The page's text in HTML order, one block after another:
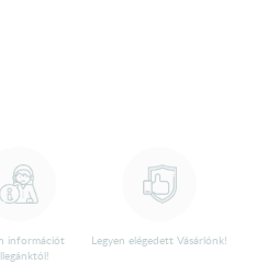
információt
Legyen elégedett Vásárlónk!